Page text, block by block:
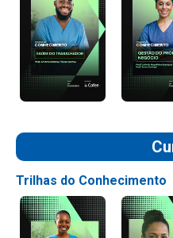
Trilhas do Conhecimento